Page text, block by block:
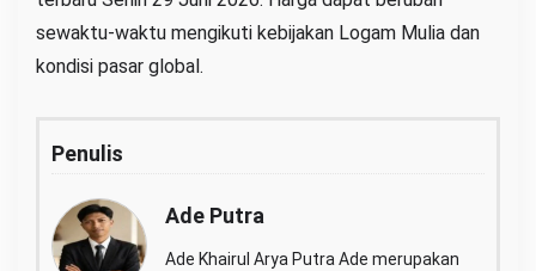
sewaktu-waktu mengikuti kebijakan Logam Mulia dan
kondisi pasar global.
Penulis
Ade Putra
Ade Khairul Arya Putra Ade merupakan